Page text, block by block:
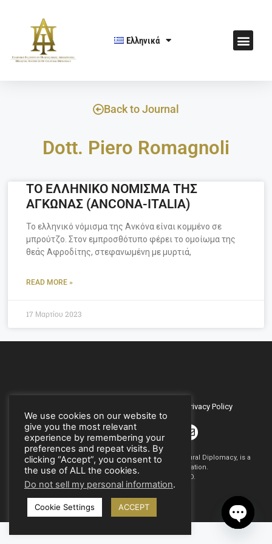
Ελληνικά
Back to Journal
Dott. Piero Romagnoli
ΤΟ ΕΛΛΗΝΙΚΟ ΝΟΜΙΣΜΑ ΤΗΣ
ΑΓΚΩΝΑΣ (ANCONA-ITALIA)
Το ελληνικό νόμισμα της Ανκόνα είναι κομμένο σε
μπρούτζο. Στον εμπροσθότυπο φέρει το ομοίωμα της
θεάς Αφροδίτης, στεφανωμένη με μυρτιά,
READ MORE »
17 Μαρτίου 2023
Privacy Policy
2017 – 2021 © H.I.C.D. | The Hellenic Institute of Cultural Diplomacy, is a
non-governmental, self-funded organization.
All copyrights are reserved to H.Ι.C.D.
We use cookies on our website to
give you the most relevant
experience by remembering your
preferences and repeat visits. By
clicking “Accept”, you consent to
the use of ALL the cookies.
Do not sell my personal information.
Cookie Settings ACCEPT